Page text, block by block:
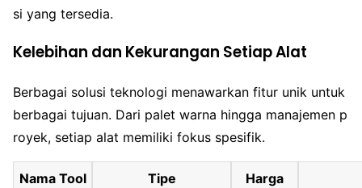
si yang tersedia.
Kelebihan dan Kekurangan Setiap Alat
Berbagai solusi teknologi menawarkan fitur unik untuk
berbagai tujuan. Dari palet warna hingga manajemen p
royek, setiap alat memiliki fokus spesifik.
Nama Tool Tipe Harga